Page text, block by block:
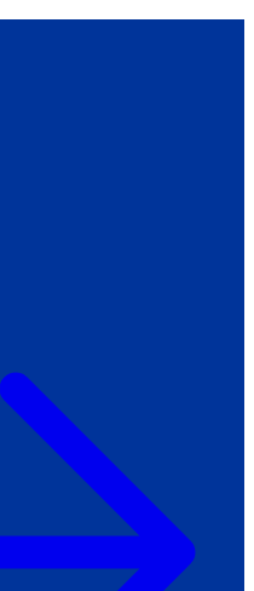
глухих
пісенний
«Україно, ти є!»
челендж «Жестова
для мене – це…»
спеціальних та
начальних закладів
стійкості спільноти